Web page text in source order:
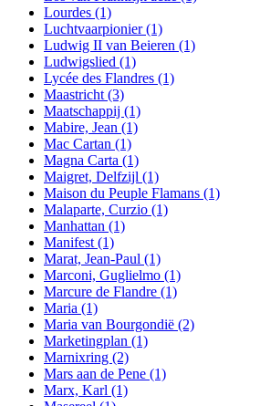
Lourdes (1)
Luchtvaarpionier(1)
Ludwig II van Beieren (1)
Ludwigslied (1)
Lycée des Flandres (1)
Maastricht (3)
Maatschappij (1)
Mabire, Jean (1)
Mac Cartan (1)
Magna Carta (1)
Maigret, Delfzijl (1)
Maison du Peuple Flamans (1)
Malaparte, Curzio (1)
Manhattan (1)
Manifest (1)
Marat, Jean-Paul (1)
Marconi, Guglielmo (1)
Marcure de Flandre (1)
Maria (1)
Maria van Bourgondië (2)
Marketingplan (1)
Marnixring (2)
Mars aan de Pene (1)
Marx, Karl (1)